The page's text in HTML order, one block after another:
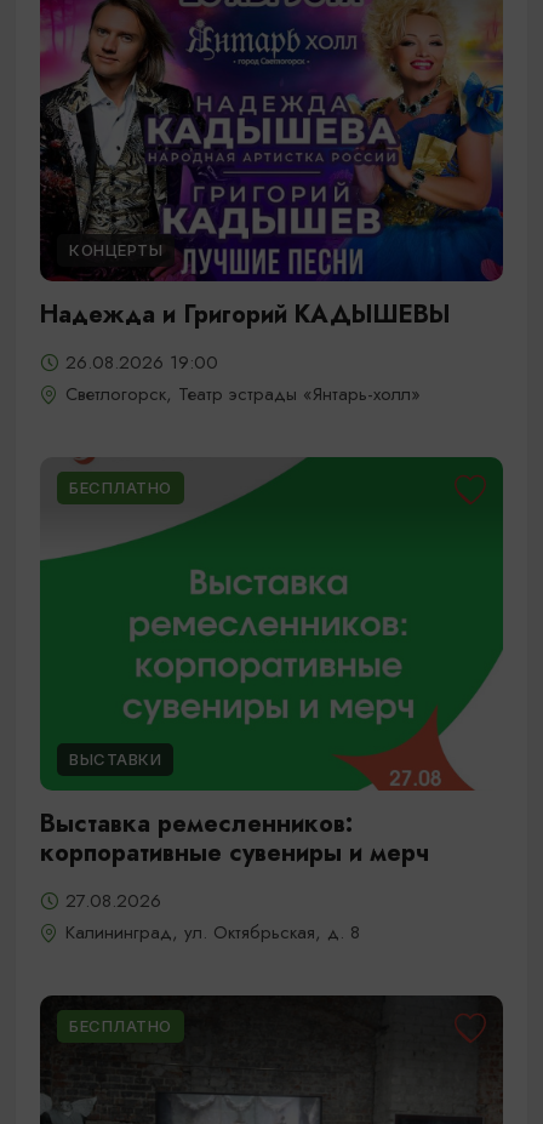
КОНЦЕРТЫ
Надежда и Григорий КАДЫШЕВЫ
26.08.2026 19:00
Светлогорск, Театр эстрады «Янтарь-холл»
БЕСПЛАТНО
ВЫСТАВКИ
Выставка ремесленников:
корпоративные сувениры и мерч
27.08.2026
Калининград, ул. Октябрьская, д. 8
БЕСПЛАТНО